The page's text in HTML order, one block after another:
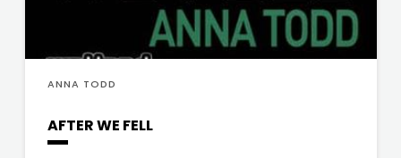
ANNA TODD
AFTER WE FELL